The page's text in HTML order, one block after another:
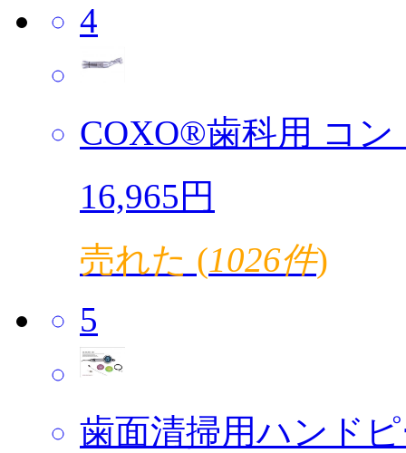
4
COXO®歯科用 コン
16,965円
売れた (1026件)
5
歯面清掃用ハンド